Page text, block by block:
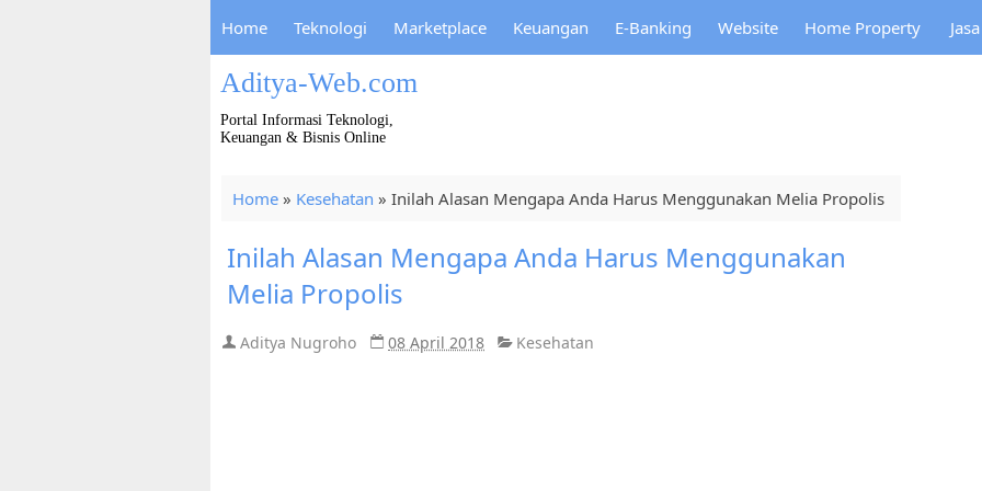
Home Teknologi Marketplace Keuangan E-Banking Website Home Property Jasa
Aditya-Web.com
Portal Informasi Teknologi,
Keuangan & Bisnis Online
Home » Kesehatan » Inilah Alasan Mengapa Anda Harus Menggunakan Melia Propolis
Inilah Alasan Mengapa Anda Harus Menggunakan
Melia Propolis
Aditya Nugroho 08 April 2018 Kesehatan